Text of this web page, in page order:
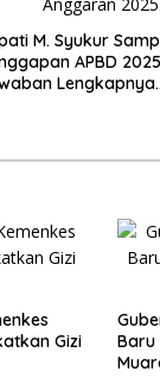
M. Syukur
APBD
Gizi
Baru